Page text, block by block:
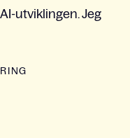
utviklingen. Jeg